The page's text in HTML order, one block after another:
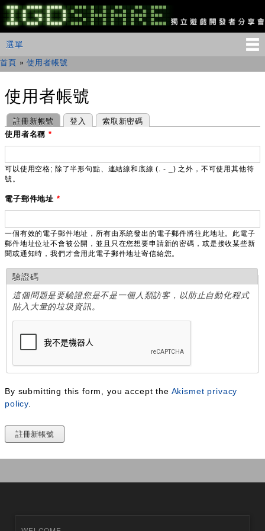
移
至
主
IGDSHARE
獨
遊
發
享
會
主選單
選單
您在這裡
首頁 »使用者帳號
使用者帳號
主要索引標籤
註冊新帳號
(作用中頁籤) 登入 索取新密碼
使用者名稱*
可以使用空格; 除了半形句點、連結線和底線 (. - _) 之外，不可使用其他符
號。
電子郵件地址 *
一個有效的電子郵件地址，所有由系統發出的電子郵件將往此地址。此電子
郵件地址位址不會被公開，並且只在您想要申請新的密碼，或是接收某些新
聞或通知時，我們才會用此電子郵件地址寄信給您。
驗證碼
這個問題是要驗證您是不是一個人類訪客，以防止自動化程式
貼入大量的垃圾資訊。
By submitting this form, you accept the Akismet privacy
policy